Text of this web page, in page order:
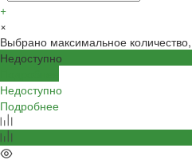
+
×
Выбрано максимальное
Недоступно
Недоступно
Подробнее